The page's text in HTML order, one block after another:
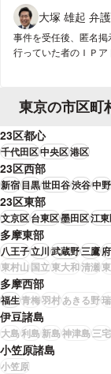
大塚 雄起 弁
事件を受任後、匿名
行っていた者のＩＰ
レスから判明したプ
突き止めました。投
たため、訴訟ではな
２週間で、投稿者は
るとともに、慰謝料及
じました。
東京の市区町
23区都心
千代田区中央区港区
23区西部
新宿目黒世田谷渋谷中野
23区東部
文京区台東区墨田区江
多摩東部
八王子立川武蔵野三鷹
東村山 国立東大和清瀬
多摩西部
福生青梅羽村あきる野
伊豆諸島
大島利島 新島神津島 三宅
小笠原諸島
小笠原